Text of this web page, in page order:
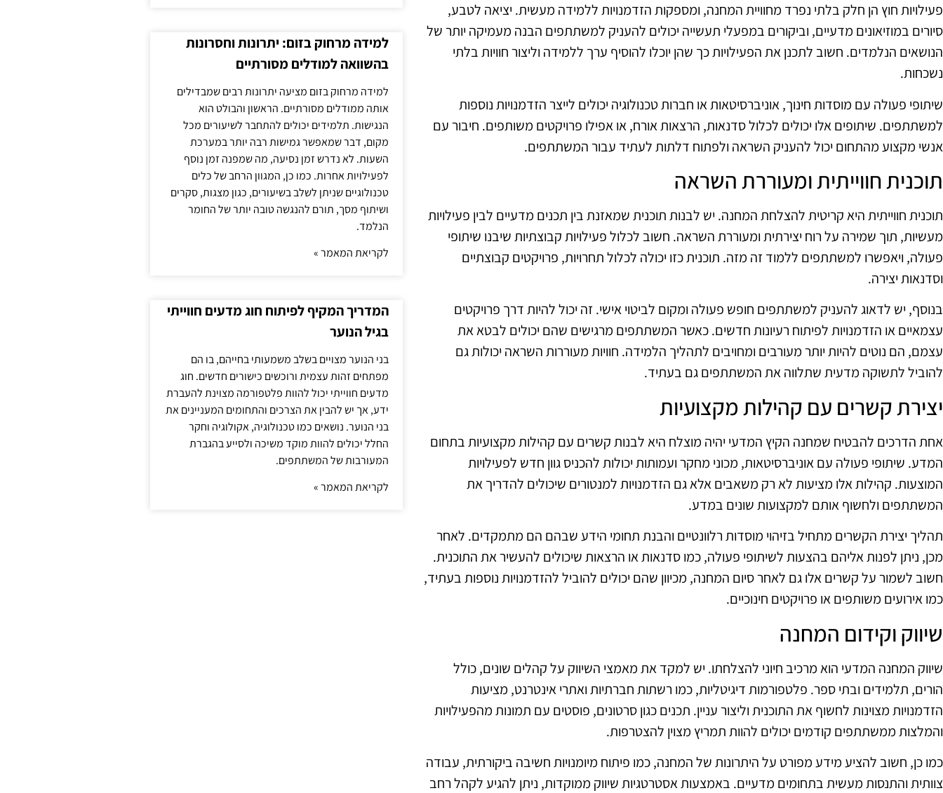
פעילויות חוץ הן חלק בלתי נפרד מחוויית המחנה, ומספקות הזדמנויות ללמידה מעשית. יציאה לטבע,
סיורים במוזיאונים מדעיים, וביקורים במפעלי תעשייה יכולים להעניק למשתתפים הבנה מעמיקה יותר של
הנושאים הנלמדים. חשוב לתכנן את הפעילויות כך שהן יוכלו להוסיף ערך ללמידה וליצור חוויות בלתי
נשכחות.
שיתופי פעולה עם מוסדות חינוך, אוניברסיטאות או חברות טכנולוגיה יכולים לייצר הזדמנויות נוספות
למשתתפים. שיתופים אלו יכולים לכלול סדנאות, הרצאות אורח, או אפילו פרויקטים משותפים. חיבור עם
אנשי מקצוע מהתחום יכול להעניק השראה ולפתוח דלתות לעתיד עבור המשתתפים.
תוכנית חווייתית ומעוררת השראה
תוכנית חווייתית היא קריטית להצלחת המחנה. יש לבנות תוכנית שמאזנת בין תכנים מדעיים לבין פעילויות
מעשיות, תוך שמירה על רוח יצירתית ומעוררת השראה. חשוב לכלול פעילויות קבוצתיות שיבנו שיתופי
פעולה, ויאפשרו למשתתפים ללמוד זה מזה. תוכנית כזו יכולה לכלול תחרויות, פרויקטים קבוצתיים
וסדנאות יצירה.
בנוסף, יש לדאוג להעניק למשתתפים חופש פעולה ומקום לביטוי אישי. זה יכול להיות דרך פרויקטים
עצמאיים או הזדמנויות לפיתוח רעיונות חדשים. כאשר המשתתפים מרגישים שהם יכולים לבטא את
עצמם, הם נוטים להיות יותר מעורבים ומחויבים לתהליך הלמידה. חוויות מעוררות השראה יכולות גם
להוביל לתשוקה מדעית שתלווה את המשתתפים גם בעתיד.
יצירת קשרים עם קהילות מקצועיות
אחת הדרכים להבטיח שמחנה הקיץ המדעי יהיה מוצלח היא לבנות קשרים עם קהילות מקצועיות בתחום
המדע. שיתופי פעולה עם אוניברסיטאות, מכוני מחקר ועמותות יכולות להכניס גוון חדש לפעילויות
המוצעות. קהילות אלו מציעות לא רק משאבים אלא גם הזדמנויות למנטורים שיכולים להדריך את
המשתתפים ולחשוף אותם למקצועות שונים במדע.
תהליך יצירת הקשרים מתחיל בזיהוי מוסדות רלוונטיים והבנת תחומי הידע שבהם הם מתמקדים. לאחר
מכן, ניתן לפנות אליהם בהצעות לשיתופי פעולה, כמו סדנאות או הרצאות שיכולים להעשיר את התוכנית.
חשוב לשמור על קשרים אלו גם לאחר סיום המחנה, מכיוון שהם יכולים להוביל להזדמנויות נוספות בעתיד,
כמו אירועים משותפים או פרויקטים חינוכיים.
שיווק וקידום המחנה
שיווק המחנה המדעי הוא מרכיב חיוני להצלחתו. יש למקד את מאמצי השיווק על קהלים שונים, כולל
הורים, תלמידים ובתי ספר. פלטפורמות דיגיטליות, כמו רשתות חברתיות ואתרי אינטרנט, מציעות
הזדמנויות מצוינות לחשוף את התוכנית וליצור עניין. תכנים כגון סרטונים, פוסטים עם תמונות מהפעילויות
והמלצות ממשתתפים קודמים יכולים להוות תמריץ מצוין להצטרפות.
כמו כן, חשוב להציע מידע מפורט על היתרונות של המחנה, כמו פיתוח מיומנויות חשיבה ביקורתית, עבודה
צוותית והתנסות מעשית בתחומים מדעיים. באמצעות אסטרטגיות שיווק ממוקדות, ניתן להגיע לקהל רחב
למידה מרחוק בזום: יתרונות וחסרונות
בהשוואה למודלים מסורתיים
למידה מרחוק בזום מציעה יתרונות רבים שמבדילים
אותה ממודלים מסורתיים. הראשון והבולט הוא
הנגישות. תלמידים יכולים להתחבר לשיעורים מכל
מקום, דבר שמאפשר גמישות רבה יותר במערכת
השעות. לא נדרש זמן נסיעה, מה שמפנה זמן נוסף
לפעילויות אחרות. כמו כן, המגוון הרחב של כלים
טכנולוגיים שניתן לשלב בשיעורים, כגון מצגות, סקרים
ושיתוף מסך, תורם להנגשה טובה יותר של החומר
הנלמד.
לקריאת המאמר »
המדריך המקיף לפיתוח חוג מדעים חווייתי
בגיל הנוער
בני הנוער מצויים בשלב משמעותי בחייהם, בו הם
מפתחים זהות עצמית ורוכשים כישורים חדשים. חוג
מדעים חווייתי יכול להוות פלטפורמה מצוינת להעברת
ידע, אך יש להבין את הצרכים והתחומים המעניינים את
בני הנוער. נושאים כמו טכנולוגיה, אקולוגיה וחקר
החלל יכולים להוות מוקד משיכה ולסייע בהגברת
המעורבות של המשתתפים.
לקריאת המאמר »